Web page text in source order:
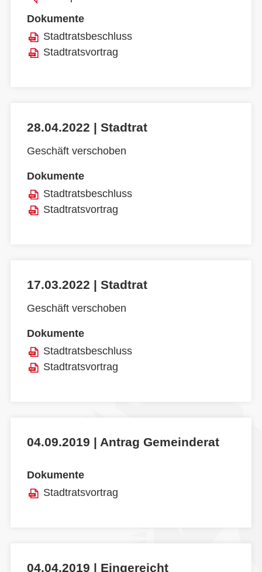
Dokumente
Stadtratsbeschluss
Stadtratsvortrag
28.04.2022 | Stadtrat
Geschäft verschoben
Dokumente
Stadtratsbeschluss
Stadtratsvortrag
17.03.2022 | Stadtrat
Geschäft verschoben
Dokumente
Stadtratsbeschluss
Stadtratsvortrag
04.09.2019 | Antrag Gemeinderat
Dokumente
Stadtratsvortrag
04.04.2019 | Eingereicht